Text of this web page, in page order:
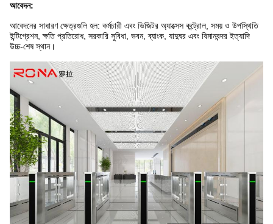
আবেদন:
আবেদনের সাধারণ ক্ষেত্রগুলি হল: কর্মচারী এবং ভিজিটর অ্যাক্সেস কন্ট্রোল, সময় ও উপস্থিতি
ইন্টিগ্রেশন, ক্ষতি প্রতিরোধ, সরকারি সুবিধা, ভবন, ব্যাংক, যাদুঘর এবং বিমানবন্দর ইত্যাদি
উচ্চ-শেষ স্থান।